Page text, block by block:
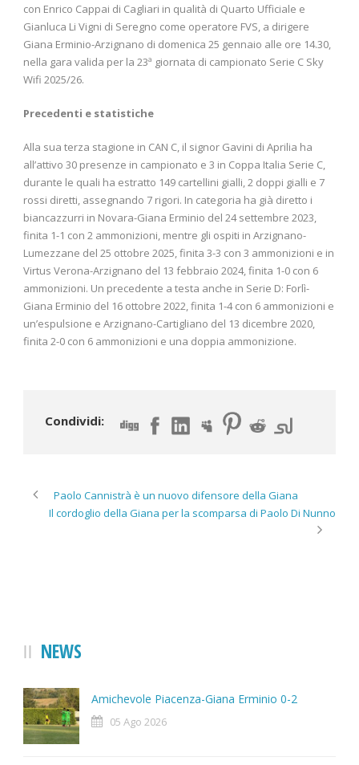
con Enrico Cappai di Cagliari in qualità di Quarto Ufficiale e
Gianluca Li Vigni di Seregno come operatore FVS, a dirigere
Giana Erminio-Arzignano di domenica 25 gennaio alle ore 14.30,
nella gara valida per la 23ª giornata di campionato Serie C Sky
Wifi 2025/26.
Precedenti e statistiche
Alla sua terza stagione in CAN C, il signor Gavini di Aprilia ha
all’attivo 30 presenze in campionato e 3 in Coppa Italia Serie C,
durante le quali ha estratto 149 cartellini gialli, 2 doppi gialli e 7
rossi diretti, assegnando 7 rigori. In categoria ha già diretto i
biancazzurri in Novara-Giana Erminio del 24 settembre 2023,
finita 1-1 con 2 ammonizioni, mentre gli ospiti in Arzignano-
Lumezzane del 25 ottobre 2025, finita 3-3 con 3 ammonizioni e in
Virtus Verona-Arzignano del 13 febbraio 2024, finita 1-0 con 6
ammonizioni. Un precedente a testa anche in Serie D: Forlì-
Giana Erminio del 16 ottobre 2022, finita 1-4 con 6 ammonizioni e
un’espulsione e Arzignano-Cartigliano del 13 dicembre 2020,
finita 2-0 con 6 ammonizioni e una doppia ammonizione.
Condividi:
Paolo Cannistrà è un nuovo difensore della Giana
Il cordoglio della Giana per la scomparsa di Paolo Di Nunno
NEWS
Amichevole Piacenza-Giana Erminio 0-2
05 Ago 2026